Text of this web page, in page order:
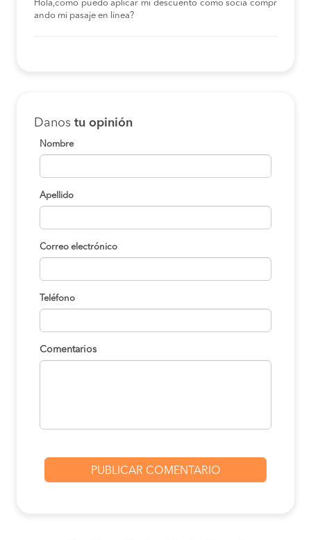
Hola,como puedo aplicar mi descuento como socia compr
ando mi pasaje en linea?
Danos tu opinión
Nombre
Apellido
Correo electrónico
Teléfono
Comentarios